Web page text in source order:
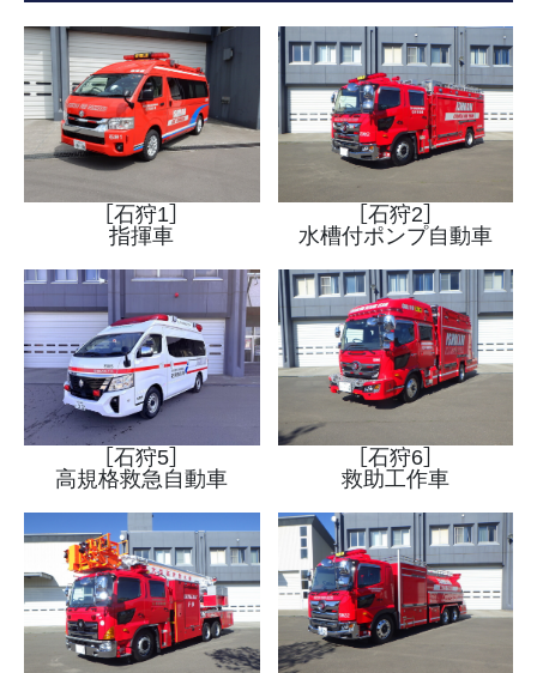
［石狩1］
指揮車
［石狩2］
水槽付ポンプ自動車
［石狩5］
高規格救急自動車
［石狩6］
救助工作車